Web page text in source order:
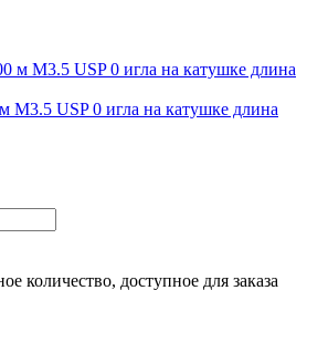
М3.5 USP 0 игла на катушке длина
количество, доступное для заказа